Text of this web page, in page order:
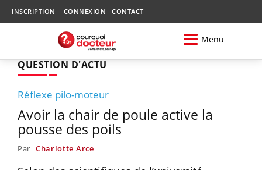
INSCRIPTION CONNEXION CONTACT
Menu
QUESTION D'ACTU
Réflexe pilo-moteur
Avoir la chair de poule active la
pousse des poils
Par Charlotte Arce